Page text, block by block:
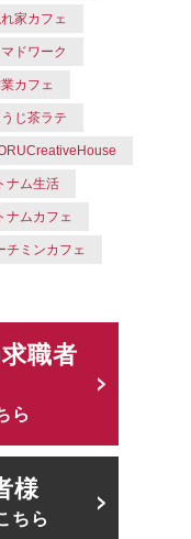
家カフェ
ドワーク
カフェ
じ茶ラテ
ナム生活
ナムカフェ
チミンカフェ
職者
ら
様
ちら